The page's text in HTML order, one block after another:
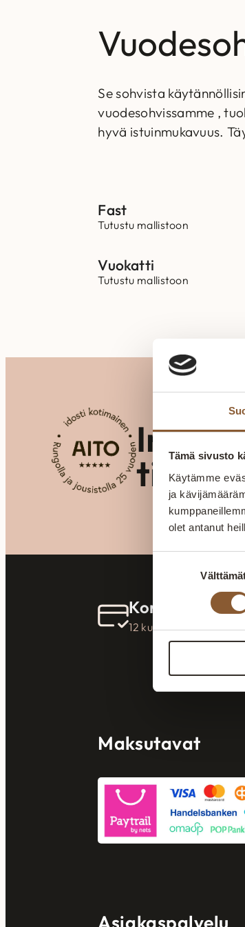
Tämä sivusto
Käytämme
ja
olet antanut
Se sohvista
vuodesohvissamme ,
hyvä istuinmukavuus.
Fast
Tutustu mallistoon
Vuokatti
Tutustu mallistoon
Koroton
12 kuukautta
Maksutavat
Asiakaspalvelu